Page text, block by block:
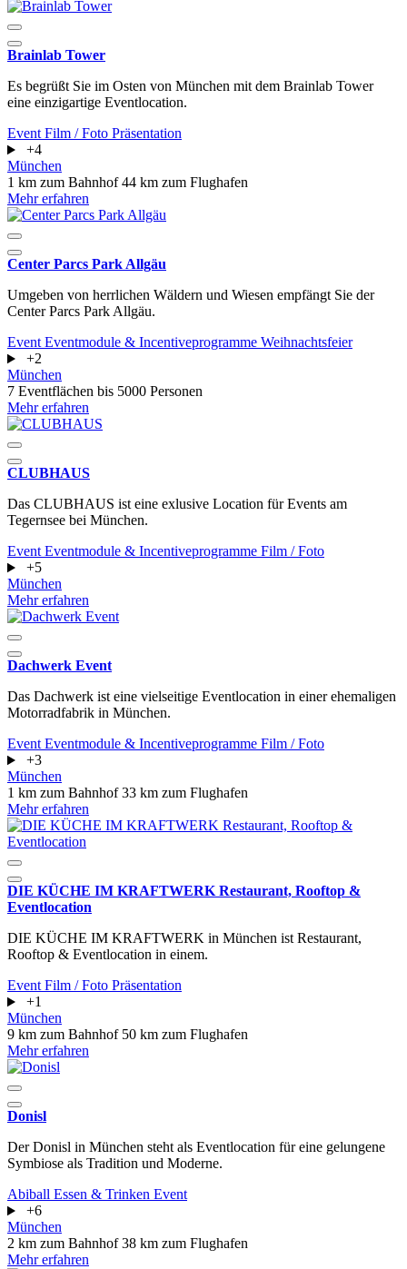
Brainlab Tower
Es begrüßt Sie im Osten von München mit dem Brainlab Tower
eine einzigartige Eventlocation.
Event Film / Foto Präsentation
+4
München
1 km zum Bahnhof44 km zum Flughafen
Mehr erfahren
Center Parcs Park Allgäu
Umgeben von herrlichen Wäldern und Wiesen empfängt Sie der
Center Parcs Park Allgäu.
Event Eventmodule & Incentiveprogramme Weihnachtsfeier
+2
München
7 Eventflächen bis 5000 Personen
Mehr erfahren
CLUBHAUS
Das CLUBHAUS ist eine exlusive Location für Events am
Tegernsee bei München.
Event Eventmodule & Incentiveprogramme Film / Foto
+5
München
Mehr erfahren
Dachwerk Event
Das Dachwerk ist eine vielseitige Eventlocation in einer ehemaligen
Motorradfabrik in München.
Event Eventmodule & Incentiveprogramme Film / Foto
+3
München
1 km zum Bahnhof33 km zum Flughafen
Mehr erfahren
DIE KÜCHE IM KRAFTWERK Restaurant, Rooftop &
Eventlocation
DIE KÜCHE IM KRAFTWERK in München ist Restaurant,
Rooftop & Eventlocation in einem.
Event Film / Foto Präsentation
+1
München
9 km zum Bahnhof 50 km zum Flughafen
Mehr erfahren
Donisl
Der Donisl in München steht als Eventlocation für eine gelungene
Symbiose als Tradition und Moderne.
Abiball Essen & Trinken Event
+6
München
2 km zum Bahnhof38 km zum Flughafen
Mehr erfahren